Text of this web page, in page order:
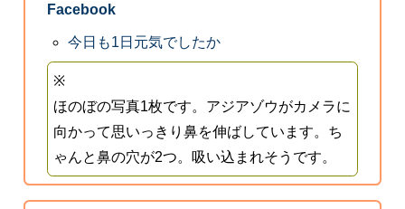
Facebook
今日も1日元気でしたか
※
ほのぼの写真1枚です。アジアゾウがカメラに
向かって思いっきり鼻を伸ばしています。ち
ゃんと鼻の穴が2つ。吸い込まれそうです。